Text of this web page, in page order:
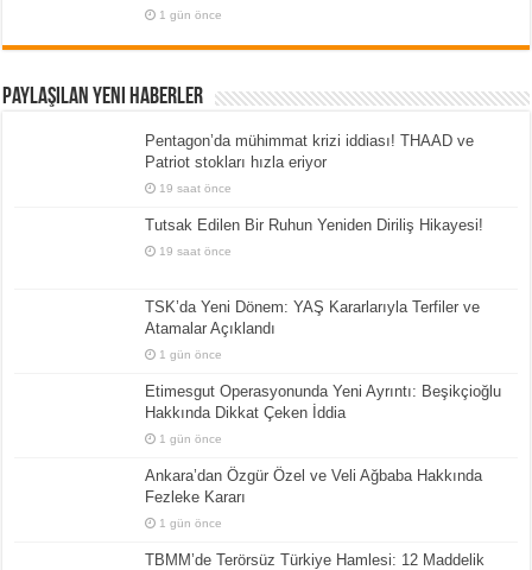
1 gün önce
Paylaşılan Yeni Haberler
Pentagon’da mühimmat krizi iddiası! THAAD ve
Patriot stokları hızla eriyor
19 saat önce
Tutsak Edilen Bir Ruhun Yeniden Diriliş Hikayesi!
19 saat önce
TSK’da Yeni Dönem: YAŞ Kararlarıyla Terfiler ve
Atamalar Açıklandı
1 gün önce
Etimesgut Operasyonunda Yeni Ayrıntı: Beşikçioğlu
Hakkında Dikkat Çeken İddia
1 gün önce
Ankara’dan Özgür Özel ve Veli Ağbaba Hakkında
Fezleke Kararı
1 gün önce
TBMM’de Terörsüz Türkiye Hamlesi: 12 Maddelik